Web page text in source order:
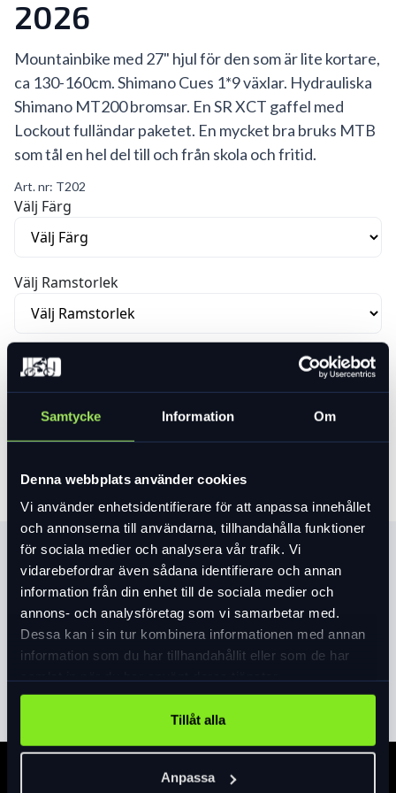
Samtycke Information Om
Denna webbplats använder cookies
Vi använder enhetsidentifierare för att anpassa innehållet
och annonserna till användarna, tillhandahålla funktioner
för sociala medier och analysera vår trafik. Vi
vidarebefordrar även sådana identifierare och annan
information från din enhet till de sociala medier och
annons- och analysföretag som vi samarbetar med.
Dessa kan i sin tur kombinera informationen med annan
information som du har tillhandahållit eller som de har
Tillåt alla
Anpassa
2026
Mountainbike med 27" hjul för den som är lite kortare,
ca 130-160cm. Shimano Cues 1*9 växlar. Hydrauliska
Shimano MT200 bromsar. En SR XCT gaffel med
Lockout fulländar paketet. En mycket bra bruks MTB
som tål en hel del till och från skola och fritid.
Art. nr: T202
Välj Färg
Välj Ramstorlek
Var vänlig välj ett alternativ för att se lagersaldo
7 995 kr
Lägg i varukorg
Produktinformation
Orbea är en av Europas äldsta cykeltillverkare belägen i
Baskien-Spanien och Portugal. För den som är lite längre
finns cykeln också med 29" hjul i ramstorlekarna M-L-XL
Läs merexpand_more